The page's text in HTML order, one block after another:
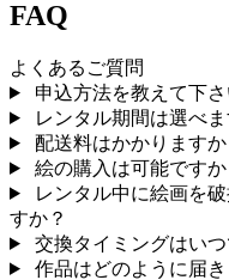
FAQ
よくあるご質問
申込方法を教えて下さ
レンタル期間は選べま
配送料はかかりますか
絵の購入は可能ですか
レンタル中に絵画を
すか？
交換タイミングはいつ
作品はどのように届き